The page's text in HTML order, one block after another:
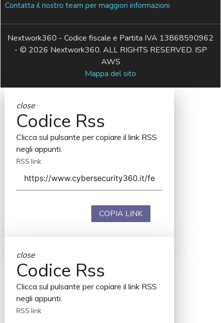
Contatta il nostro team per maggiori informazioni
Nextwork360 - Codice fiscale e Partita IVA 13868590962
- © 2026 Nextwork360. ALL RIGHTS RESERVED. ISP
AWS
Mappa del sito
close
Codice Rss
Clicca sul pulsante per copiare il link RSS
negli appunti.
RSS link
COPIA LINK
close
Codice Rss
Clicca sul pulsante per copiare il link RSS
negli appunti.
RSS link